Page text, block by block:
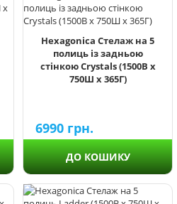
Hexagonica Стелаж на 5
полиць із задньою
стінкою Crystals (1500В х
750Ш х 365Г)
6990 грн.
ДО КОШИКУ